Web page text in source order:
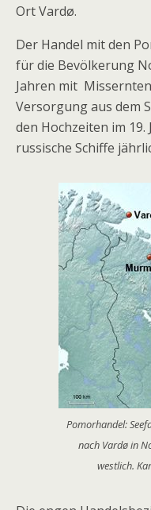
Ort Vardø.
Der Handel mit den
für die Bevölkerung
Jahren mit
Versorgung aus dem
den Hochzeiten im
russische Schiffe
Pomorhandel:
nach Vardø in
westlich.